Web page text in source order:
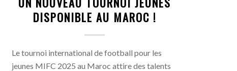
DISPONIBLE AU MAROC !
Le tournoi international de football pour les
jeunes MIFC 2025 au Maroc attire des talents